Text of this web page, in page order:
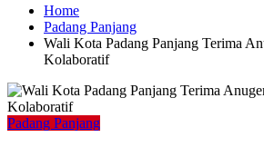
Home
Padang Panjang
Wali Kota Padang Panjang Terima
Kolaboratif
Padang Panjang